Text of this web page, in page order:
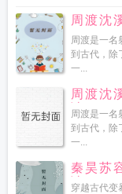
周渡沈
周渡是一名
到古代，除
一...
周渡沈
读
周渡是一名
到古代，除
一...
秦昊苏
读
穿越古代变